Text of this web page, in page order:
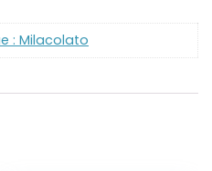
: Milacolato